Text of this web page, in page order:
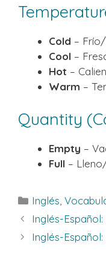
Cold –
Cool –
Hot –
Warm –
Quantity
Empty –
Full –
Categorías
Inglés,
Inglés-
Inglés-